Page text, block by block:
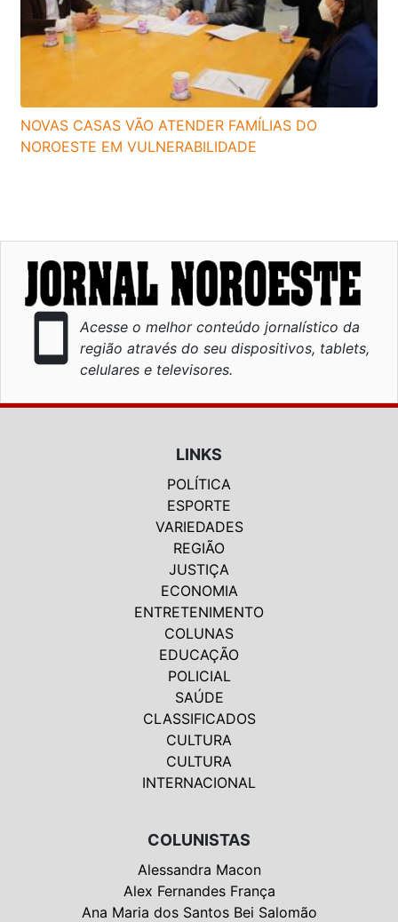
NOVAS CASAS VÃO ATENDER FAMÍLIAS DO
NOROESTE EM VULNERABILIDADE
smartphone
Acesse o melhor conteúdo jornalístico da
região através do seu dispositivos, tablets,
celulares e televisores.
LINKS
POLÍTICA
ESPORTE
VARIEDADES
REGIÃO
JUSTIÇA
ECONOMIA
ENTRETENIMENTO
COLUNAS
EDUCAÇÃO
POLICIAL
SAÚDE
CLASSIFICADOS
CULTURA
CULTURA
INTERNACIONAL
COLUNISTAS
Alessandra Macon
Alex Fernandes França
Ana Maria dos Santos Bei Salomão